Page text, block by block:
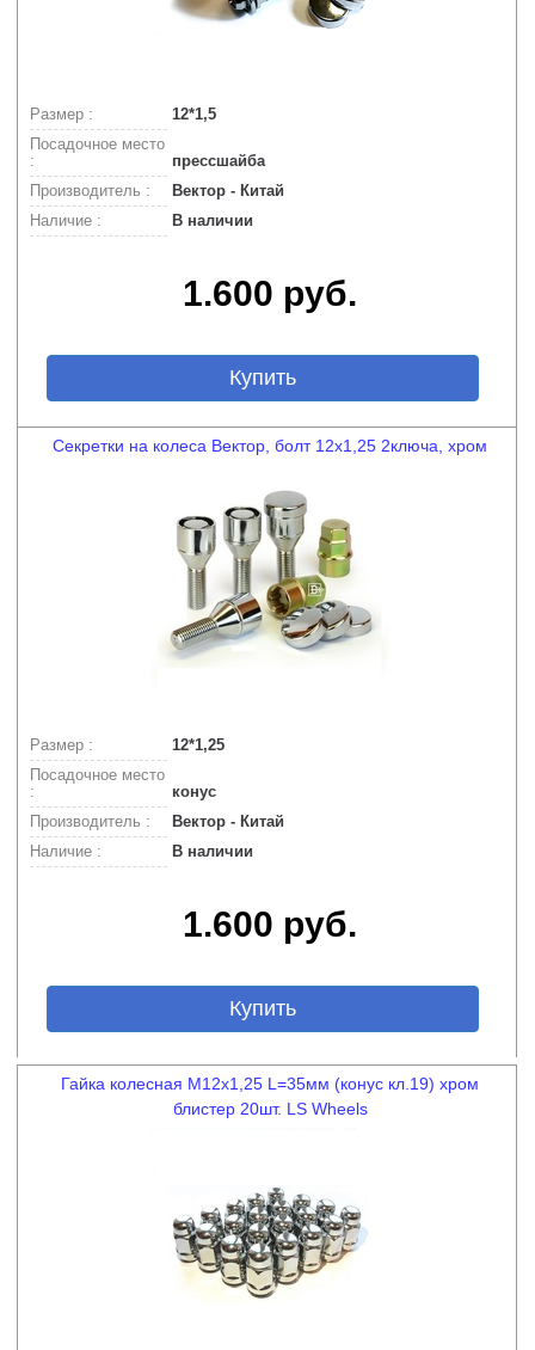
Размер :
12*1,5
Посадочное место
:
прессшайба
Производитель :
Вектор - Китай
Наличие :
В наличии
1.600 руб.
Купить
Секретки на колеса Вектор, болт 12x1,25 2ключа, хром
Размер :
12*1,25
Посадочное место
:
конус
Производитель :
Вектор - Китай
Наличие :
В наличии
1.600 руб.
Купить
Гайка колесная М12х1,25 L=35мм (конус кл.19) хром
блистер 20шт. LS Wheels